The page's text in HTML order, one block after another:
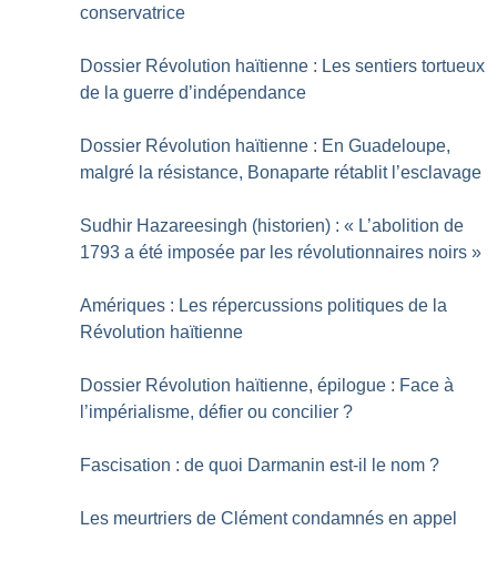
conservatrice
Dossier Révolution haïtienne : Les sentiers tortueux
de la guerre d’indépendance
Dossier Révolution haïtienne : En Guadeloupe,
malgré la résistance, Bonaparte rétablit l’esclavage
Sudhir Hazareesingh (historien) : « L’abolition de
1793 a été imposée par les révolutionnaires noirs »
Amériques : Les répercussions politiques de la
Révolution haïtienne
Dossier Révolution haïtienne, épilogue : Face à
l’impérialisme, défier ou concilier ?
Fascisation : de quoi Darmanin est-il le nom ?
Les meurtriers de Clément condamnés en appel